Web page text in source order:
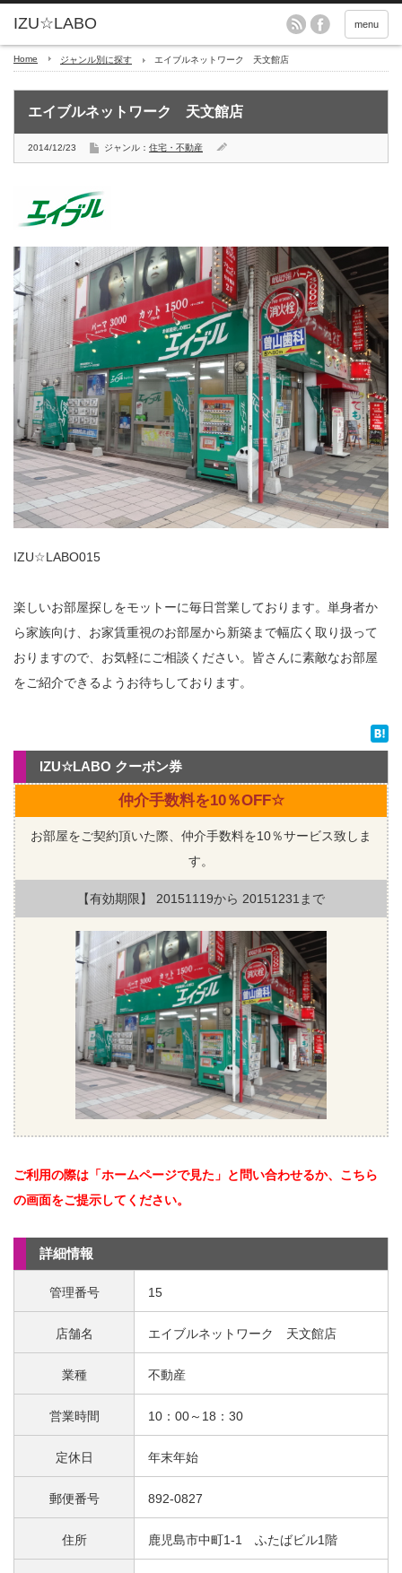
menu
Home ジャンル別に探す エイブルネットワーク 天文館店
エイブルネットワーク 天文館店
2014/12/23 ジャンル： 住宅・不動産
IZU☆LABO015
楽しいお部屋探しをモットーに毎日営業しております。単身者か
ら家族向け、お家賃重視のお部屋から新築まで幅広く取り扱って
おりますので、お気軽にご相談ください。皆さんに素敵なお部屋
をご紹介できるようお待ちしております。
IZU☆LABO クーポン券
仲介手数料を10％OFF☆
お部屋をご契約頂いた際、仲介手数料を10％サービス致しま
す。
【有効期限】 20151119から 20151231まで
ご利用の際は「ホームページで見た」と問い合わせるか、こちら
の画面をご提示してください。
詳細情報
管理番号 15
店舗名 エイブルネットワーク 天文館店
業種 不動産
営業時間 10：00～18：30
定休日 年末年始
郵便番号 892-0827
住所 鹿児島市中町1-1 ふたばビル1階